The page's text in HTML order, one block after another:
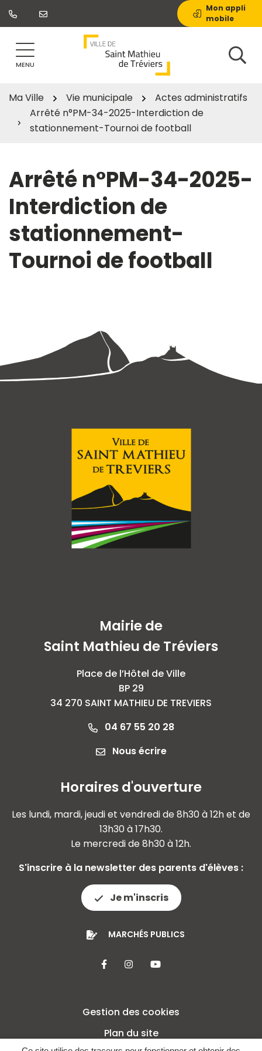
Aller
Mon appli
mobile
MENU
Ma Ville Vie municipale
Actes administratifs
Arrêté n°PM-34-2025-Interdiction de
stationnement-Tournoi de football
Arrêté n°PM-34-2025-
Interdiction de
stationnement-
Tournoi de football
Mairie de
Saint Mathieu de Tréviers
Place de l’Hôtel de Ville
BP 29
34 270 SAINT MATHIEU DE TREVIERS
04 67 55 20 28
Nous écrire
Horaires d'ouverture
Les lundi, mardi, jeudi et vendredi de 8h30 à 12h et de
13h30 à 17h30.
Le mercredi de 8h30 à 12h.
S'inscrire à la newsletter des parents d'élèves :
Je m'inscris
MARCHÉS PUBLICS
Lien vers le compte Facebook
Lien vers le compte
Lien vers la chaîne
Gestion des cookies
Plan du site